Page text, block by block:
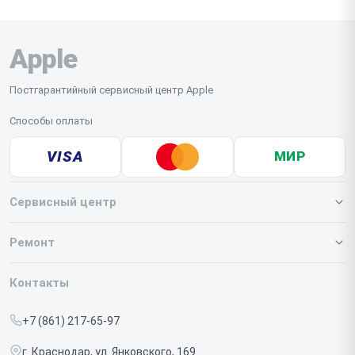
резервную копию данных и подготовить пароль
разблокировки.
Apple
Постгарантийный сервисный центр Apple
Способы оплаты
VISA МИР
Сервисный центр
О нашем сервисе
Срочный ремонт
Ремонт
Iphone
Контакты
+7 (861) 217-65-97
г. Краснодар, ул. Янковского, 169